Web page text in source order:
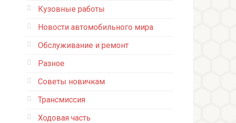
Кузовные работы
Новости автомобильного мира
Обслуживание и ремонт
Разное
Советы новичкам
Трансмиссия
Ходовая часть